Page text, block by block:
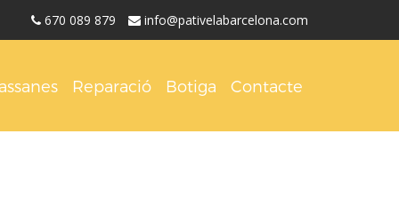
670 089 879 info@pativelabarcelona.com
Reparació Botiga Contacte